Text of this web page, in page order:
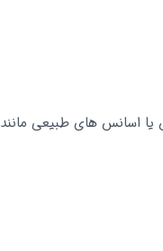
یا اسانس های طبیعی مانند